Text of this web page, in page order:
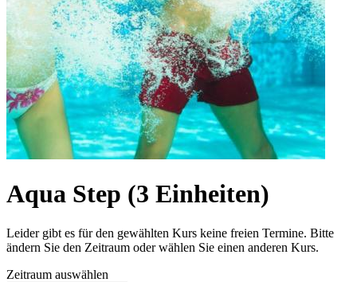
Aqua Step (3 Einheiten)
Leider gibt es für den gewählten Kurs keine freien Termine. Bitte
ändern Sie den Zeitraum oder wählen Sie einen anderen Kurs.
Zeitraum auswählen